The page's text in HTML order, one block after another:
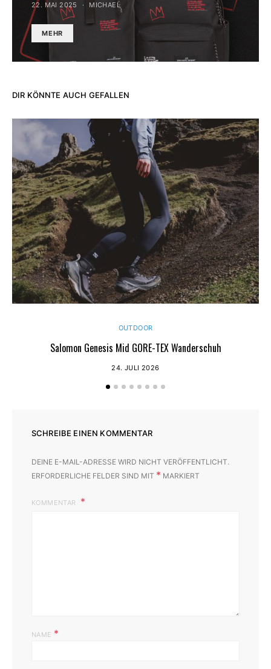
22. MAI 2025 MICHAEL
MEHR
DIR KÖNNTE AUCH GEFALLEN
OUTDOOR
Salomon Genesis Mid GORE-TEX Wanderschuh
24. JULI 2026
SCHREIBE EINEN KOMMENTAR
DEINE E-MAIL-ADRESSE WIRD NICHT VERÖFFENTLICHT.
ERFORDERLICHE FELDER SIND MIT * MARKIERT
KOMMENTAR
NAME *